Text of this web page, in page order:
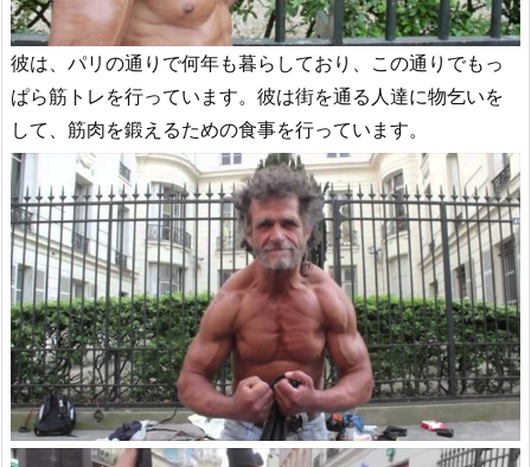
彼は、パリの通りで何年も暮らしており、この通りでもっ
ぱら筋トレを行っています。彼は街を通る人達に物乞いを
して、筋肉を鍛えるための食事を行っています。